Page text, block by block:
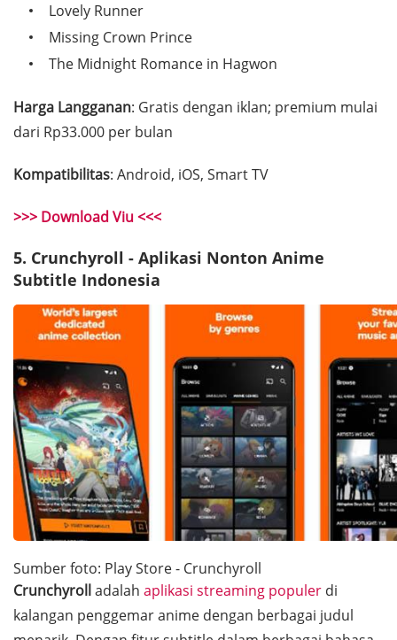
Lovely Runner
Missing Crown Prince
The Midnight Romance in Hagwon
Harga Langganan: Gratis dengan iklan; premium mulai
dari Rp33.000 per bulan
Kompatibilitas: Android, iOS, Smart TV
>>> Download Viu <<<
5. Crunchyroll - Aplikasi Nonton Anime
Subtitle Indonesia
Sumber foto: Play Store - Crunchyroll
Crunchyrolladalah aplikasi streaming populer di
kalangan penggemar anime dengan berbagai judul